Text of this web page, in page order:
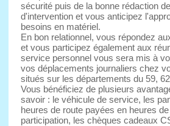
sécurité puis de la bonne rédaction
d'intervention et vous anticipez
besoins en matériel.
En bon relationnel, vous répondez
et vous participez également aux
service personnel vous sera mis à
vos déplacements journaliers chez
situés sur les départements du 59,
Vous bénéficiez de plusieurs
savoir : le véhicule de service, les
heures de route payées en heures
participation, les chèques cadeaux